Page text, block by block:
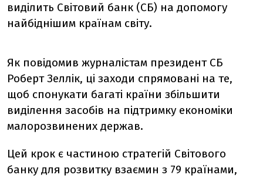
виділить Світовий банк (СБ) на допомогу
найбіднішим країнам світу.
Як повідомив журналістам президент СБ
Роберт Зеллік, ці заходи спрямовані на те,
щоб спонукати багаті країни збільшити
виділення засобів на підтримку економіки
малорозвинених держав.
Цей крок є частиною стратегій Світового
банку для розвитку взаємин з 79 країнами,